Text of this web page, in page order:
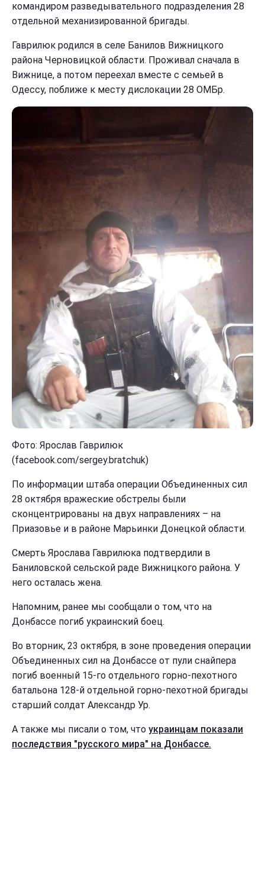
командиром разведывательного подразделения 28
отдельной механизированной бригады.
Гаврилюк родился в селе Банилов Вижницкого
района Черновицкой области. Проживал сначала в
Вижнице, а потом переехал вместе с семьей в
Одессу, поближе к месту дислокации 28 ОМБр.
Фото: Ярослав Гаврилюк
(facebook.com/sergey.bratchuk)
По информации штаба операции Объединенных сил
28 октября вражеские обстрелы были
сконцентрированы на двух направлениях – на
Приазовье и в районе Марьинки Донецкой области.
Смерть Ярослава Гаврилюка подтвердили в
Баниловской сельской раде Вижницкого района. У
него осталась жена.
Напомним, ранее мы сообщали о том, что на
Донбассе погиб украинский боец.
Во вторник, 23 октября, в зоне проведения операции
Объединенных сил на Донбассе от пули снайпера
погиб военный 15-го отдельного горно-пехотного
батальона 128-й отдельной горно-пехотной бригады
старший солдат Александр Ур.
А также мы писали о том, что украинцам показали
последствия "русского мира" на Донбассе.